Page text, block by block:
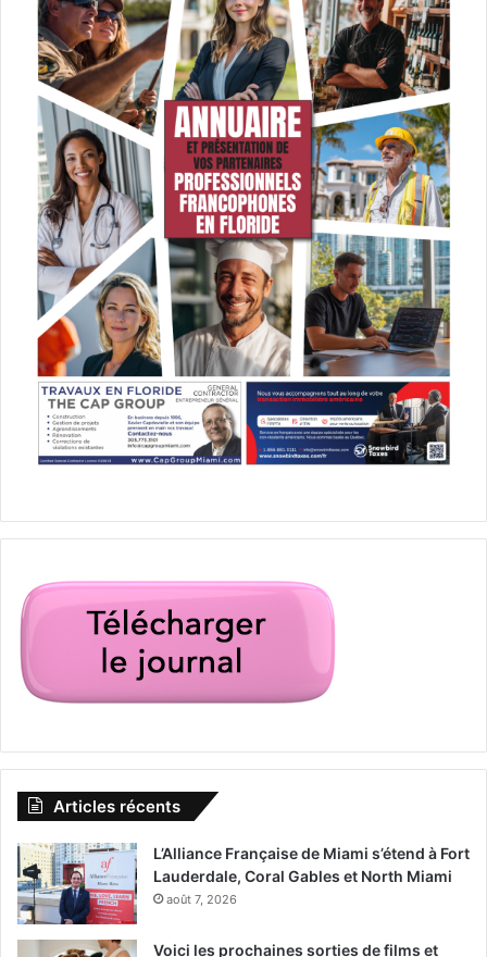
Articles récents
L’Alliance Française de Miami s’étend à Fort
Lauderdale, Coral Gables et North Miami
août 7, 2026
Voici les prochaines sorties de films et